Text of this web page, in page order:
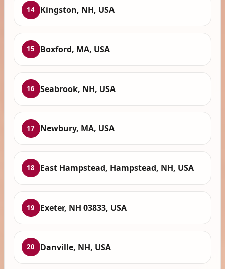
14 Kingston, NH, USA
15 Boxford, MA, USA
16 Seabrook, NH, USA
17 Newbury, MA, USA
18 East Hampstead, Hampstead, NH, USA
19 Exeter, NH 03833, USA
20 Danville, NH, USA